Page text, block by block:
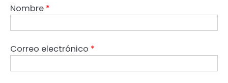
Nombre *
Correo electrónico *